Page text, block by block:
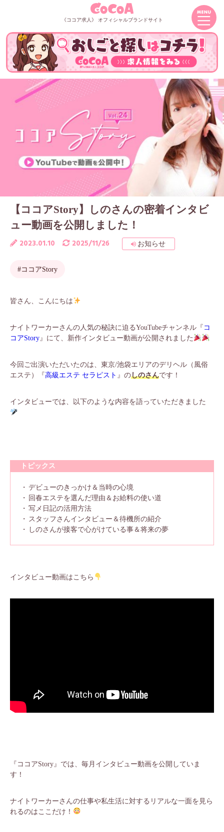
《ココア求人》 オフィシャルブランドサイト
【ココアStory】しのさんの密着インタビ
ュー動画を公開しました！
2023.01.10
2025/11/26 お知らせ
#ココアStory
皆さん、こんにちは
ナイトワーカーさんの人気の秘訣に迫るYouTubeチャンネル『コ
コアStory』にて、新作インタビュー動画が公開されました
今回ご出演いただいたのは、東京/池袋エリアのデリヘル（風俗
エステ）『高級エステ セラピスト 』のしのさんです！
インタビューでは、以下のような内容を語っていただきました
トピックス
デビューのきっかけ＆当時の心境
回春エステを選んだ理由＆お給料の使い道
写メ日記の活用方法
スタッフさんインタビュー＆待機所の紹介
しのさんが接客で心がけている事＆将来の夢
インタビュー動画はこちら
『ココアStory』では、毎月インタビュー動画を公開していま
す！
ナイトワーカーさんの仕事や私生活に対するリアルな一面を見ら
れるのはここだけ！